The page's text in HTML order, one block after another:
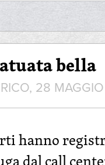
bella
28
hanno